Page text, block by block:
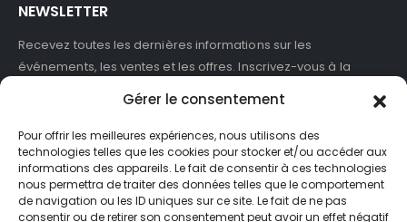
Gérer le consentement
Pour offrir les meilleures expériences, nous utilisons des
technologies telles que les cookies pour stocker et/ou accéder aux
informations des appareils. Le fait de consentir à ces technologies
nous permettra de traiter des données telles que le comportement
de navigation ou les ID uniques sur ce site. Le fait de ne pas
consentir ou de retirer son consentement peut avoir un effet négatif
NEWSLETTER
Recevez toutes les dernières informations sur les
événements, les ventes et les offres. Inscrivez-vous à la
J'accepte de recevoir des newsletters et des informations
marketing de ASB France.